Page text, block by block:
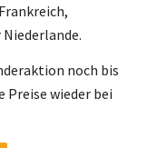
Niederlande.
noch bis
Preise wieder bei